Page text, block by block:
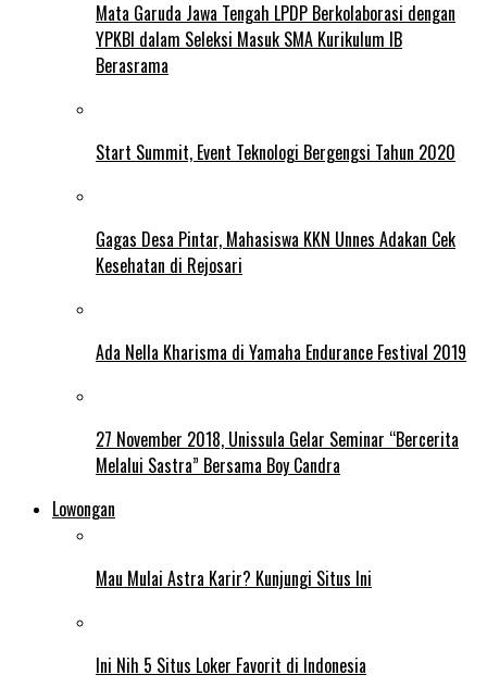
Mata Garuda Jawa Tengah LPDP Berkolaborasi dengan
YPKBI dalam Seleksi Masuk SMA Kurikulum IB
Berasrama
Start Summit, Event Teknologi Bergengsi Tahun 2020
Gagas Desa Pintar, Mahasiswa KKN Unnes Adakan Cek
Kesehatan di Rejosari
Ada Nella Kharisma di Yamaha Endurance Festival 2019
27 November 2018, Unissula Gelar Seminar “Bercerita
Melalui Sastra” Bersama Boy Candra
Lowongan
Mau Mulai Astra Karir? Kunjungi Situs Ini
Ini Nih 5 Situs Loker Favorit di Indonesia